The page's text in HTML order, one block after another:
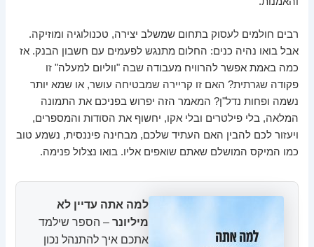
רבים חולמים לעסוק בתחום שמשלב יצירה, טכנולוגיה ומוזיקה.
אבל בואו נהיה כנים: החלום מתנגש לפעמים עם חשבון הבנק. אז
כמה באמת אפשר להרוויח מעבודה שבה "ווליום למעלה" זו
פקודה שגרתית? האם זו קריירה שמבטיחה עושר, או שמא יותר
נשמה ופחות נדל"ן? המאמר הזה יפרוש בפניכם את התמונה
המלאה, בלי פילטרים ובלי אקו, יחשוף את הסודות והמספרים,
ויעזור לכם להבין האם העתיד שלכם, מבחינה פיננסית, נשמע טוב
כמו המיקס המושלם שאתם שואפים אליו. בואו נצלול פנימה.
למה אתה עדיין לא
מיליונר – הספר שילמד
אתכם איך להתנהל נכון